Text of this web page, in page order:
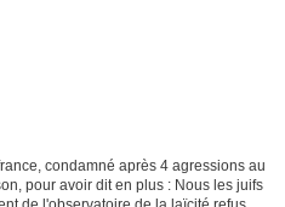
condamné après 4 agressions au
pour avoir dit en plus : Nous les juifs